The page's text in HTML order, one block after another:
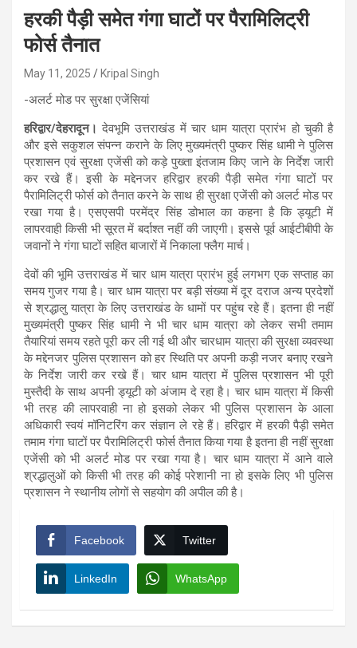
हरकी पैड़ी समेत गंगा घाटों पर पैरामिलिट्री
फोर्स तैनात
May 11, 2025 Kripal Singh
-अलर्ट मोड पर सुरक्षा एजेंसियां
हरिद्वार/देहरादून। देवभूमि उत्तराखंड में चार धाम यात्रा प्रारंभ हो चुकी है
और इसे सकुशल संपन्न कराने के लिए मुख्यमंत्री पुष्कर सिंह धामी ने पुलिस
प्रशासन एवं सुरक्षा एजेंसी को कड़े पुख्ता इंतजाम किए जाने के निर्देश जारी
कर रखे हैं। इसी के मद्देनजर हरिद्वार हरकी पैड़ी समेत गंगा घाटों पर
पैरामिलिट्री फोर्स को तैनात करने के साथ ही सुरक्षा एजेंसी को अलर्ट मोड पर
रखा गया है। एसएसपी परमेंद्र सिंह डोभाल का कहना है कि ड्यूटी में
लापरवाही किसी भी सूरत में बर्दाश्त नहीं की जाएगी। इससे पूर्व आईटीबीपी के
जवानों ने गंगा घाटों सहित बाजारों में निकाला फ्लैग मार्च।
देवों की भूमि उत्तराखंड में चार धाम यात्रा प्रारंभ हुई लगभग एक सप्ताह का
समय गुजर गया है। चार धाम यात्रा पर बड़ी संख्या में दूर दराज अन्य प्रदेशों
से श्रद्धालु यात्रा के लिए उत्तराखंड के धामों पर पहुंच रहे हैं। इतना ही नहीं
मुख्यमंत्री पुष्कर सिंह धामी ने भी चार धाम यात्रा को लेकर सभी तमाम
तैयारियां समय रहते पूरी कर ली गई थी और चारधाम यात्रा की सुरक्षा व्यवस्था
के मद्देनजर पुलिस प्रशासन को हर स्थिति पर अपनी कड़ी नजर बनाए रखने
के निर्देश जारी कर रखे हैं। चार धाम यात्रा में पुलिस प्रशासन भी पूरी
मुस्तैदी के साथ अपनी ड्यूटी को अंजाम दे रहा है। चार धाम यात्रा में किसी
भी तरह की लापरवाही ना हो इसको लेकर भी पुलिस प्रशासन के आला
अधिकारी स्वयं मॉनिटरिंग कर संज्ञान ले रहे हैं। हरिद्वार में हरकी पैड़ी समेत
तमाम गंगा घाटों पर पैरामिलिट्री फोर्स तैनात किया गया है इतना ही नहीं सुरक्षा
एजेंसी को भी अलर्ट मोड पर रखा गया है। चार धाम यात्रा में आने वाले
श्रद्धालुओं को किसी भी तरह की कोई परेशानी ना हो इसके लिए भी पुलिस
प्रशासन ने स्थानीय लोगों से सहयोग की अपील की है।
Facebook Twitter
LinkedIn WhatsApp